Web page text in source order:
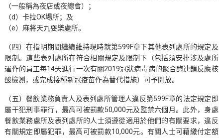
（一般稱為夜店或夜總會）；
（d）卡拉OK場所；及
（e）麻將天九耍樂處所。
（四）在指明期間繼續維持現時就第599F章下其他表列處所的規定及
限制。這些表列處所在符合相關規定及限制下（包括須安排涉及處所
運作的員工每14天進行一次有關2019冠狀病毒病的聚合酶連鎖反應核
酸檢測，或完成接種新冠疫苗作為替代措施）可予開放。
（五）餐飲業務負責人及表列處所管理人違反第599F章的法定規定即
屬干犯刑事罪行，最高可被罰款50,000元及監禁六個月。此外，身處
餐飲業務處所及表列處所的人士須遵從適用於他們的有關要求，違反
有關規定即屬犯罪，最高可被罰款10,000元。有關人士可藉繳付定額